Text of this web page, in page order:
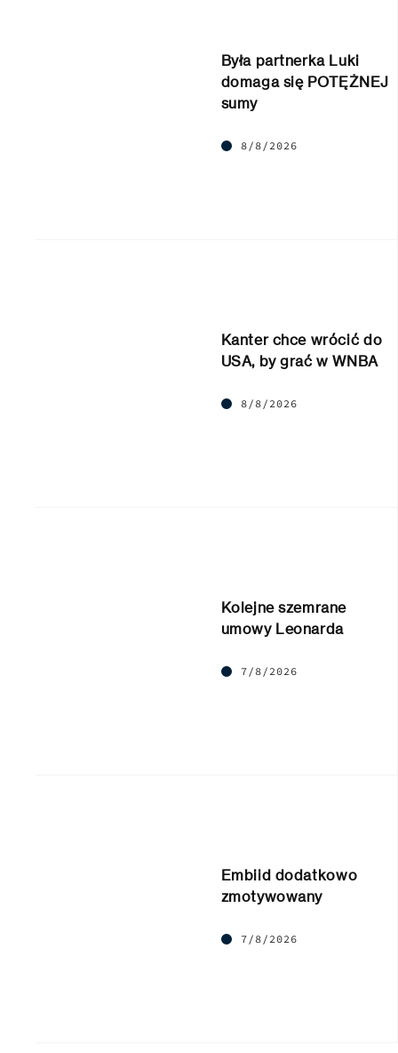
Była partnerka Luki
domaga się POTĘŻNEJ
sumy
8/8/2026
Kanter chce wrócić do
USA, by grać w WNBA
8/8/2026
Kolejne szemrane
umowy Leonarda
7/8/2026
Embiid dodatkowo
zmotywowany
7/8/2026